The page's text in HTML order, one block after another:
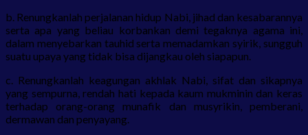
b. Renungkanlah perjalanan hidup Nabi, jihad dan kesabarannya
serta apa yang beliau korbankan demi tegaknya agama ini,
dalam menyebarkan tauhid serta memadamkan syirik, sungguh
suatu upaya yang tidak bisa dijangkau oleh siapapun.
c. Renungkanlah keagungan akhlak Nabi, sifat dan sikapnya
yang sempurna, rendah hati kepada kaum mukminin dan keras
terhadap orang-orang munafik dan musyrikin, pemberani,
dermawan dan penyayang.